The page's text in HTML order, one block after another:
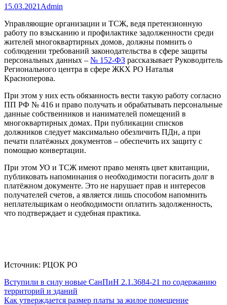
15.03.2021 Admin
Управляющие организации и ТСЖ, ведя претензионную
работу по взысканию и профилактике задолженности среди
жителей многоквартирных домов, должны помнить о
соблюдении требований законодательства в сфере защиты
персональных данных – № 152-ФЗ рассказывает Руководитель
Регионального центра в сфере ЖКХ РО Наталья
Красноперова.
При этом у них есть обязанность вести такую работу согласно
ПП РФ № 416 и право получать и обрабатывать персональные
данные собственников и нанимателей помещений в
многоквартирных домах. При публикации списков
должников следует максимально обезличить ПДн, а при
печати платёжных документов – обеспечить их защиту с
помощью конвертации.
При этом УО и ТСЖ имеют право менять цвет квитанции,
публиковать напоминания о необходимости погасить долг в
платёжном документе. Это не нарушает прав и интересов
получателей счетов, а является лишь способом напомнить
неплательщикам о необходимости оплатить задолженность,
что подтверждает и судебная практика.
Источник: РЦОК РО
Навигация
по
Вступили в силу новые СанПиН 2.1.3684-21 по содержанию
территорий и зданий
Как утверждается размер платы за жилое помещение